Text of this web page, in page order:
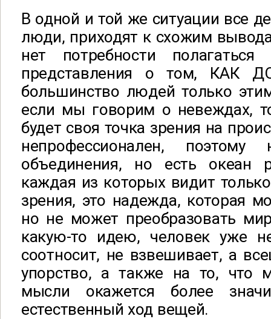
В одной и той же ситуации все
люди, приходят к схожим
нет потребности
представления о том, КАК
большинство людей только
если мы говорим о невеждах,
будет своя точка зрения на
непрофессионален,
объединения, но есть океан
каждая из которых видит
зрения, это надежда, которая
но не может преобразовать
какую-то идею, человек уже
соотносит, не взвешивает, а
упорство, а также на то, что
мысли окажется более
естественный ход вещей.